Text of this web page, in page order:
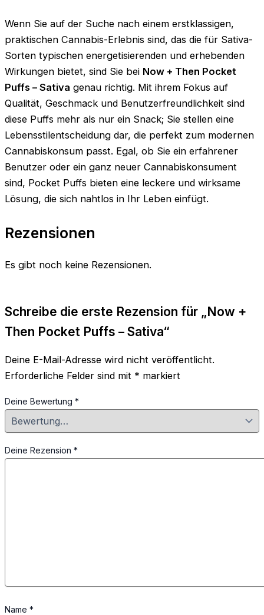
Wenn Sie auf der Suche nach einem erstklassigen,
praktischen Cannabis-Erlebnis sind, das die für Sativa-
Sorten typischen energetisierenden und erhebenden
Wirkungen bietet, sind Sie bei Now + Then Pocket
Puffs – Sativa genau richtig. Mit ihrem Fokus auf
Qualität, Geschmack und Benutzerfreundlichkeit sind
diese Puffs mehr als nur ein Snack; Sie stellen eine
Lebensstilentscheidung dar, die perfekt zum modernen
Cannabiskonsum passt. Egal, ob Sie ein erfahrener
Benutzer oder ein ganz neuer Cannabiskonsument
sind, Pocket Puffs bieten eine leckere und wirksame
Lösung, die sich nahtlos in Ihr Leben einfügt.
Rezensionen
Es gibt noch keine Rezensionen.
Schreibe die erste Rezension für „Now +
Then Pocket Puffs – Sativa“
Deine E-Mail-Adresse wird nicht veröffentlicht.
Erforderliche Felder sind mit * markiert
Deine Bewertung *
Deine Rezension *
Name *